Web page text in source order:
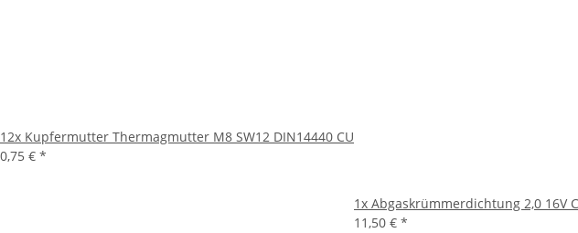
12x Kupfermutter Thermagmutter M8 SW12 DIN14440 CU
0,75 € *
1x Abgaskrümmerdichtung 2,0 16V
11,50 € *